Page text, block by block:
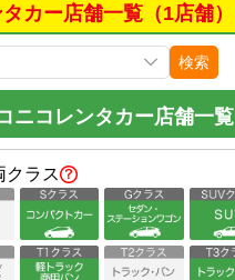
カー店舗一覧（1店舗）
検索
ニコレンタカー店舗一覧
クラス